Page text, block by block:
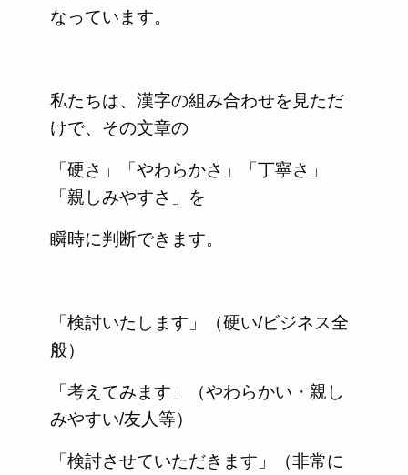
なっています。
私たちは、漢字の組み合わせを見ただ
けで、その文章の
「硬さ」「やわらかさ」「丁寧さ」
「親しみやすさ」を
瞬時に判断できます。
「検討いたします」（硬い/ビジネス全
般）
「考えてみます」（やわらかい・親し
みやすい/友人等）
「検討させていただきます」（非常に